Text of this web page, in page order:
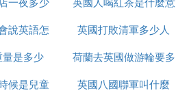
思
說英語怎
英國打敗清軍多少人
是多少
荷蘭去英國做游輪要多
久
候是兒童
英國八國聯軍叫什麼